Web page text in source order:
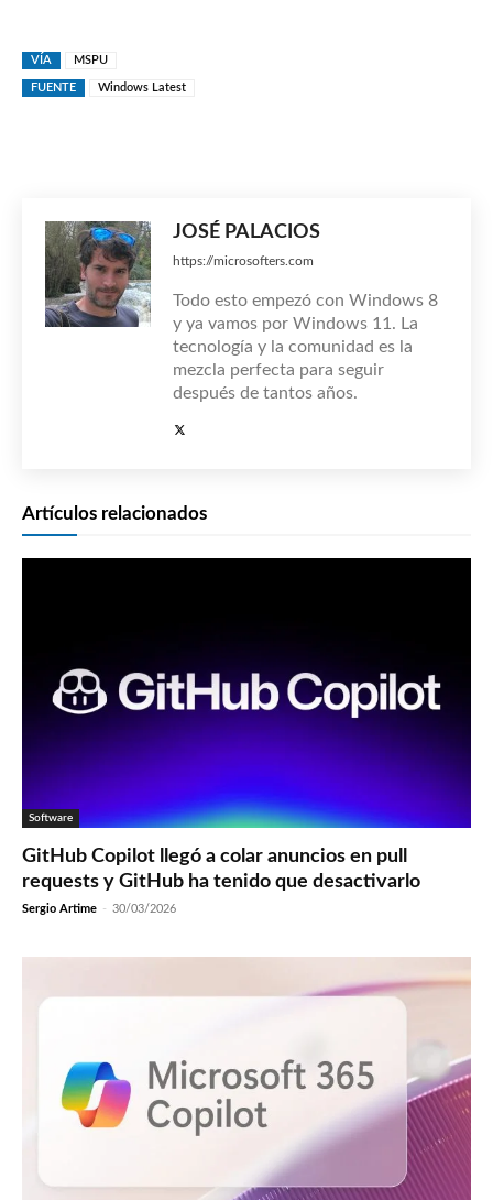
VÍA MSPU
FUENTE Windows Latest
JOSÉ PALACIOS
https://microsofters.com
Todo esto empezó con Windows 8
y ya vamos por Windows 11. La
tecnología y la comunidad es la
mezcla perfecta para seguir
después de tantos años.
Artículos relacionados
Software
GitHub Copilot llegó a colar anuncios en pull
requests y GitHub ha tenido que desactivarlo
Sergio Artime - 30/03/2026